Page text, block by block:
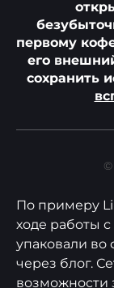
первому
его
сохранить
©
По примеру
ходе работы
упаковали во
через блог.
возможности